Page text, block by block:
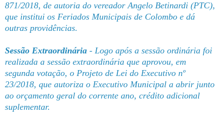
871/2018, de autoria do vereador Angelo Betinardi (PTC),
que institui os Feriados Municipais de Colombo e dá
outras providências.
Sessão Extraordinária - Logo após a sessão ordinária foi
realizada a sessão extraordinária que aprovou, em
segunda votação, o Projeto de Lei do Executivo nº
23/2018, que autoriza o Executivo Municipal a abrir junto
ao orçamento geral do corrente ano, crédito adicional
suplementar.